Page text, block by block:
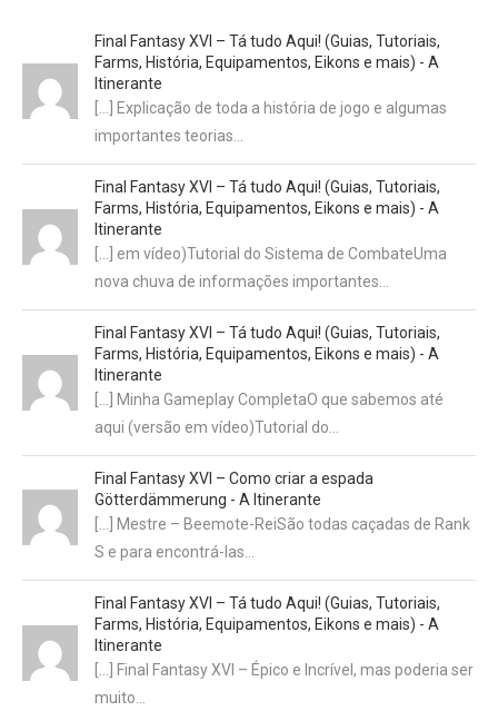
Final Fantasy XVI – Tá tudo Aqui! (Guias, Tutoriais,
Farms, História, Equipamentos, Eikons e mais) - A
Itinerante
[…] Explicação de toda a história de jogo e algumas
importantes teorias…
Final Fantasy XVI – Tá tudo Aqui! (Guias, Tutoriais,
Farms, História, Equipamentos, Eikons e mais) - A
Itinerante
[…] em vídeo)Tutorial do Sistema de CombateUma
nova chuva de informações importantes…
Final Fantasy XVI – Tá tudo Aqui! (Guias, Tutoriais,
Farms, História, Equipamentos, Eikons e mais) - A
Itinerante
[…] Minha Gameplay CompletaO que sabemos até
aqui (versão em vídeo)Tutorial do…
Final Fantasy XVI – Como criar a espada
Götterdämmerung - A Itinerante
[…] Mestre – Beemote-ReiSão todas caçadas de Rank
S e para encontrá-las…
Final Fantasy XVI – Tá tudo Aqui! (Guias, Tutoriais,
Farms, História, Equipamentos, Eikons e mais) - A
Itinerante
[…] Final Fantasy XVI – Épico e Incrível, mas poderia ser
muito…